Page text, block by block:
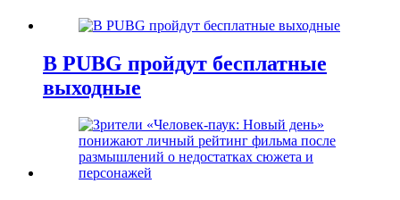
В PUBG пройдут бесплатные
выходные